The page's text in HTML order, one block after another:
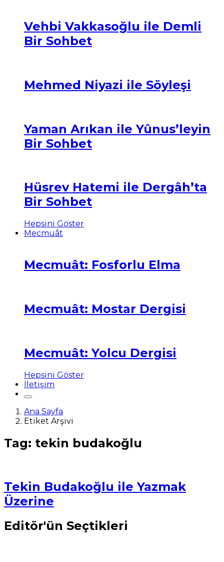
Vehbi Vakkasoğlu ile Demli
Bir Sohbet
Mehmed Niyazi ile Söyleşi
Yaman Arıkan ile Yûnus’leyin
Bir Sohbet
Hüsrev Hatemi ile Dergâh’ta
Bir Sohbet
Hepsini Göster
Mecmuât
Mecmuât: Fosforlu Elma
Mecmuât: Mostar Dergisi
Mecmuât: Yolcu Dergisi
Hepsini Göster
İletişim
Ana Sayfa
Etiket Arşivi
Tag: tekin budakoğlu
Tekin Budakoğlu ile Yazmak
Üzerine
Editör'ün Seçtikleri